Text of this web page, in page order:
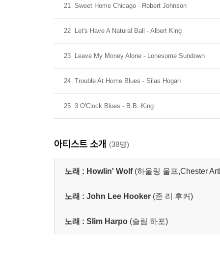
21 Sweet Home Chicago - Robert Johnson
22 Let's Have A Natural Ball - Albert King
23 Leave My Money Alone - Lonesome Sundown
24 Trouble At Home Blues - Silas Hogan
25 3 O'Clock Blues - B.B. King
아티스트 소개 (38명)
노래 : Howlin' Wolf (하울링 울프,Chester
노래 : John Lee Hooker (존 리 후커)
노래 : Slim Harpo (슬림 하포)